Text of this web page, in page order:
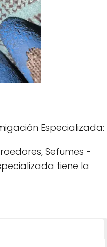
Especializada:
Sefumes -
tiene la